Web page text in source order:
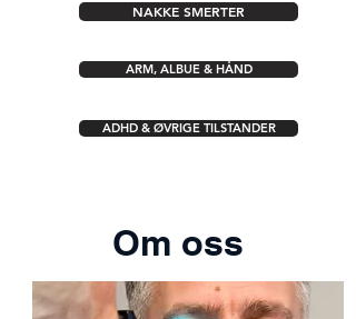
NAKKE SMERTER
ARM, ALBUE & HÅND
ADHD & ØVRIGE TILSTANDER
Om oss